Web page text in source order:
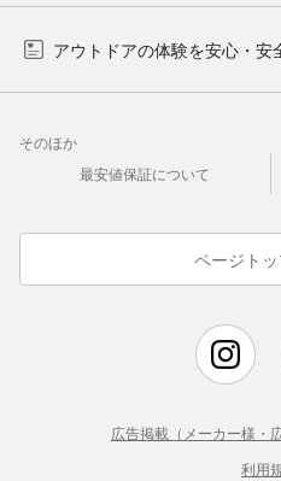
アウトドアの体験を安心・
そのほか
最安値保証について
ページト
広告掲載（メーカー様・
利用